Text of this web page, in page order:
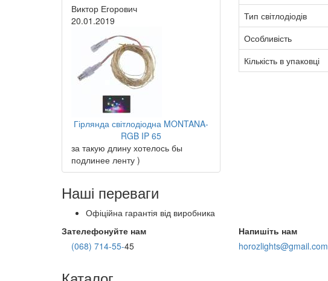
Виктор Егорович
20.01.2019
Гірлянда світлодіодна MONTANA-
RGB IP 65
за такую длину хотелось бы
подлинее ленту )
Тип світлодіодів
Особливість
Кількість в упаковці
Наші переваги
Офіційна гарантія від виробника
Зателефонуйте нам
(068) 714-55-45
Напишіть нам
horozlights@gmail.com